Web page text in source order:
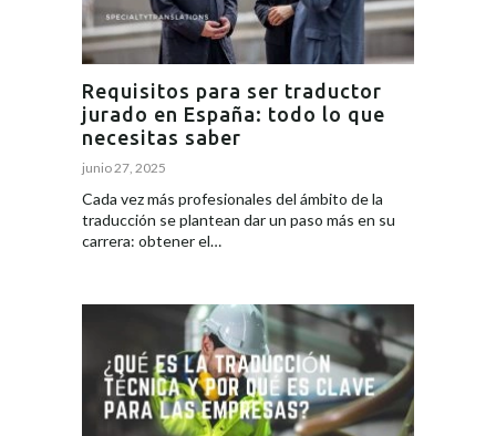
Requisitos para ser traductor
jurado en España: todo lo que
necesitas saber
junio 27, 2025
Cada vez más profesionales del ámbito de la
traducción se plantean dar un paso más en su
carrera: obtener el…